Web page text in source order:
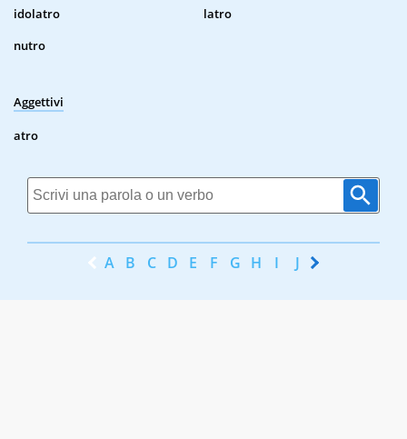
idolatro
latro
nutro
Aggettivi
atro
A B C D E F G H I J K